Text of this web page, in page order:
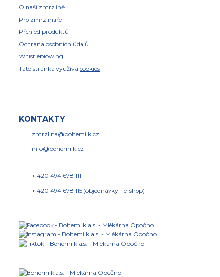
O naší zmrzlině
Pro zmrzlináře
Přehled produktů
Ochrana osobních údajů
Whistleblowing
Tato stránka využívá cookies
KONTAKTY
zmrzlina@bohemilk.cz
info@bohemilk.cz
+ 420 494 678 111
+ 420 494 678 115 (objednávky - e-shop)